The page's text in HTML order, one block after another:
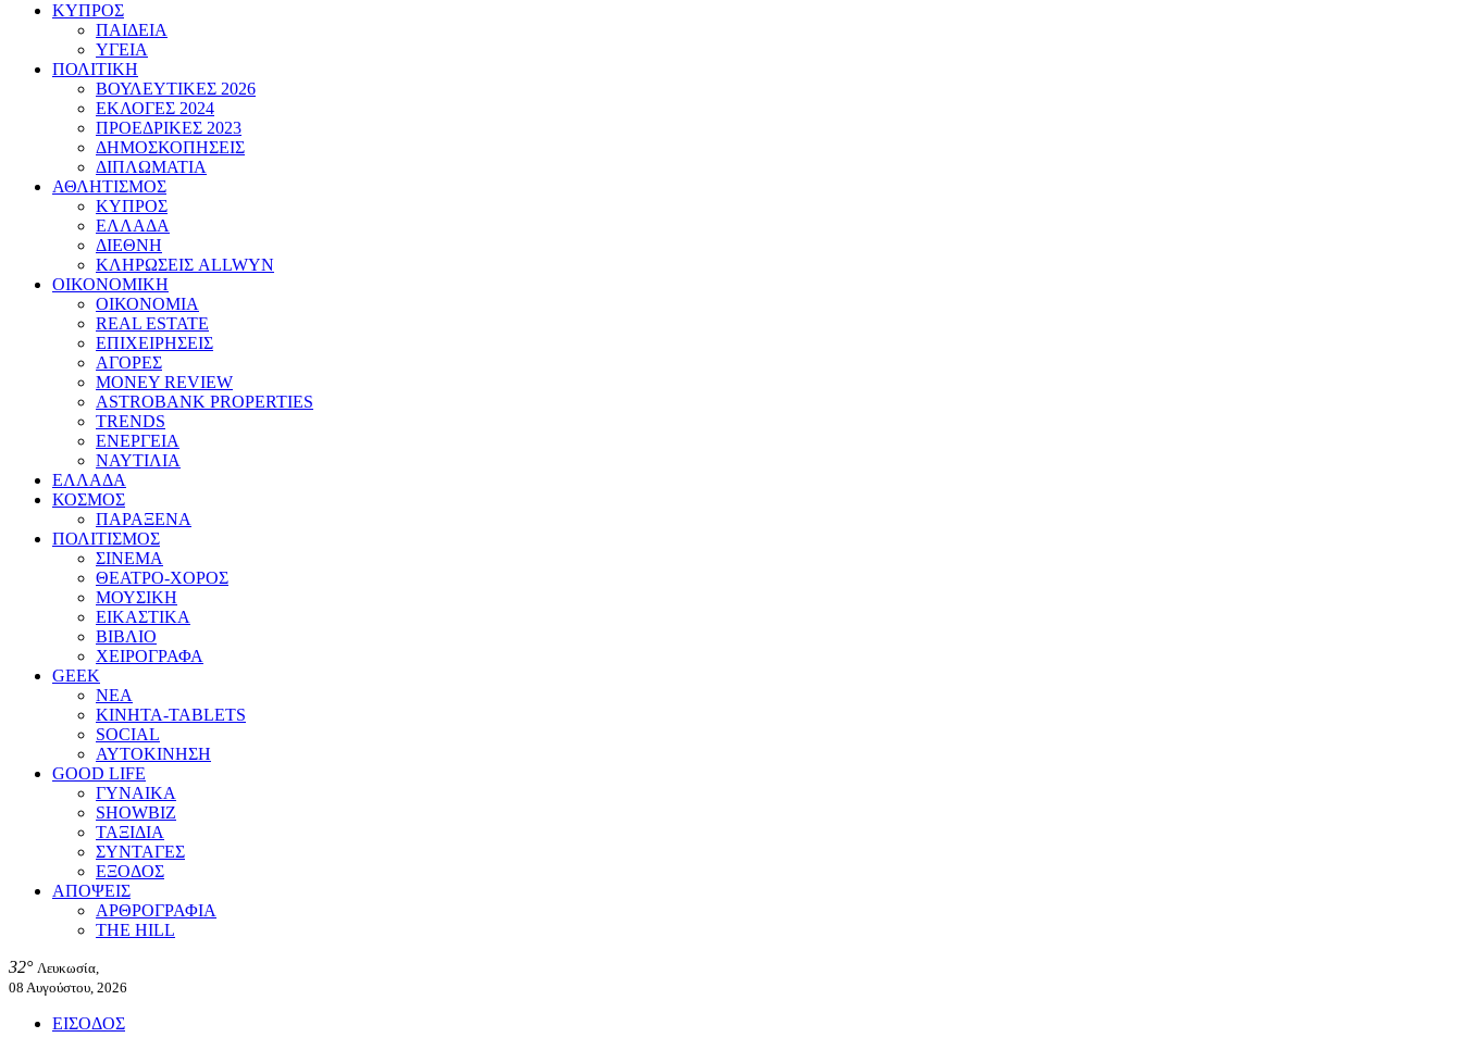
ΚΥΠΡΟΣ
ΠΑΙΔΕΙΑ
ΥΓΕΙΑ
ΠΟΛΙΤΙΚΗ
ΒΟΥΛΕΥΤΙΚΕΣ 2026
ΕΚΛΟΓΕΣ 2024
ΠΡΟΕΔΡΙΚΕΣ 2023
ΔΗΜΟΣΚΟΠΗΣΕΙΣ
ΔΙΠΛΩΜΑΤΙΑ
ΑΘΛΗΤΙΣΜΟΣ
ΚΥΠΡΟΣ
ΕΛΛΑΔΑ
ΔΙΕΘΝΗ
ΚΛΗΡΩΣΕΙΣ ALLWYN
ΟΙΚΟΝΟΜΙΚΗ
ΟΙΚΟΝΟΜΙΑ
REAL ESTATE
ΕΠΙΧΕΙΡΗΣΕΙΣ
ΑΓΟΡΕΣ
MONEY REVIEW
ASTROBANK PROPERTIES
TRENDS
ΕΝΕΡΓΕΙΑ
ΝΑΥΤΙΛΙΑ
ΕΛΛΑΔΑ
ΚΟΣΜΟΣ
ΠΑΡΑΞΕΝΑ
ΠΟΛΙΤΙΣΜΟΣ
ΣΙΝΕΜΑ
ΘΕΑΤΡΟ-ΧΟΡΟΣ
ΜΟΥΣΙΚΗ
ΕΙΚΑΣΤΙΚΑ
ΒΙΒΛΙΟ
ΧΕΙΡΟΓΡΑΦΑ
GEEK
ΝΕΑ
ΚΙΝΗΤΑ-TABLETS
SOCIAL
ΑΥΤΟΚΙΝΗΣΗ
GOOD LIFE
ΓΥΝΑΙΚΑ
SHOWBIZ
ΤΑΞΙΔΙΑ
ΣΥΝΤΑΓΕΣ
ΕΞΟΔΟΣ
ΑΠΟΨΕΙΣ
ΑΡΘΡΟΓΡΑΦΙΑ
THE HILL
32° Λευκωσία,
08 Αυγούστου, 2026
ΕΙΣΟΔΟΣ